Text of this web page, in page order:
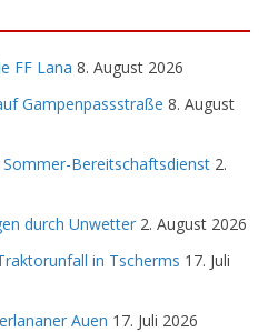
FF Lana 8. August 2026
Gampenpassstraße 8. August
Bereitschaftsdienst 2.
durch Unwetter 2. August 2026
in Tscherms 17. Juli
Auen 17. Juli 2026